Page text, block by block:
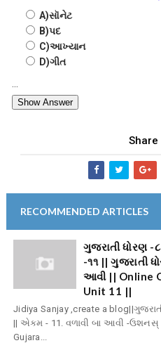
A)સૉનેટ
B)પદ
C)આખ્યાન
D)ગીત
Show Answer
Share
RECOMMENDED ARTICLES
ગુજરાતી ધોરણ
-૧૧ || ગુજરાતી
આવી || Online
Unit 11 ||
Jidiya Sanjay ,create a
|| એકમ - 11. વળાવી બા આવી -ઉશનસ્
Gujara...